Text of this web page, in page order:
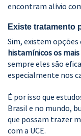
encontram alívio
Existe tratamento
Sim, existem
histamínicos os
sempre eles são
especialmente nos
É por isso que
Brasil e no mundo,
que possam trazer
com a UCE.